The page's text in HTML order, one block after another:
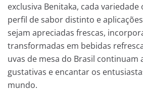
exclusiva Benitaka, cada
perfil de sabor distinto e
sejam apreciadas frescas,
transformadas em bebidas
uvas de mesa do Brasil continuam
gustativas e encantar os
mundo.